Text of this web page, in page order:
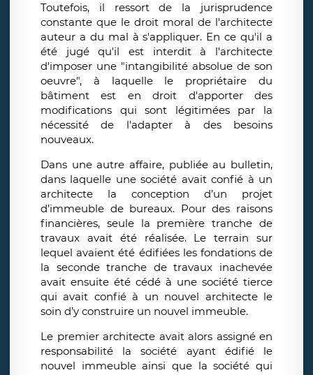
Toutefois, il ressort de la jurisprudence
constante que le droit moral de l'architecte
auteur a du mal à s'appliquer. En ce qu'il a
été jugé qu'il est interdit à l'architecte
d'imposer une "intangibilité absolue de son
oeuvre", à laquelle le propriétaire du
bâtiment est en droit d'apporter des
modifications qui sont légitimées par la
nécessité de l'adapter à des besoins
nouveaux.
Dans une autre affaire, publiée au bulletin,
dans laquelle une société avait confié à un
architecte la conception d’un projet
d’immeuble de bureaux. Pour des raisons
financières, seule la première tranche de
travaux avait été réalisée. Le terrain sur
lequel avaient été édifiées les fondations de
la seconde tranche de travaux inachevée
avait ensuite été cédé à une société tierce
qui avait confié à un nouvel architecte le
soin d’y construire un nouvel immeuble.
Le premier architecte avait alors assigné en
responsabilité la société ayant édifié le
nouvel immeuble ainsi que la société qui